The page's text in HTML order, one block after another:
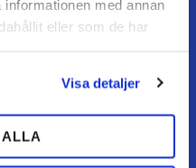
med annan
eller som de har
Visa detaljer